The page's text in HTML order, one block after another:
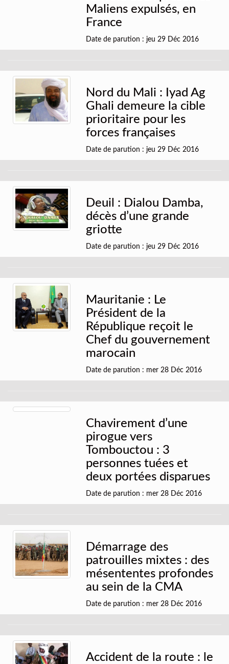
Maliens expulsés, en
France
Date de parution : jeu 29 Déc 2016
Nord du Mali : Iyad Ag
Ghali demeure la cible
prioritaire pour les
forces françaises
Date de parution : jeu 29 Déc 2016
Deuil : Dialou Damba,
décès d’une grande
griotte
Date de parution : jeu 29 Déc 2016
Mauritanie : Le
Président de la
République reçoit le
Chef du gouvernement
marocain
Date de parution : mer 28 Déc 2016
Chavirement d’une
pirogue vers
Tombouctou : 3
personnes tuées et
deux portées disparues
Date de parution : mer 28 Déc 2016
Démarrage des
patrouilles mixtes : des
mésententes profondes
au sein de la CMA
Date de parution : mer 28 Déc 2016
Accident de la route : le